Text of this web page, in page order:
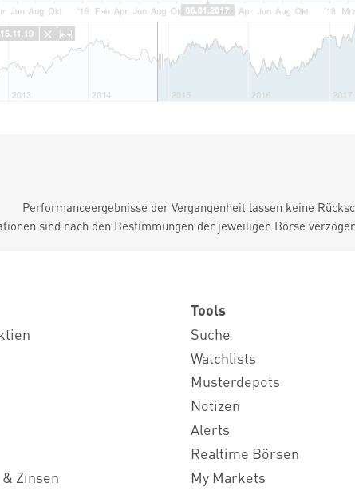
Performanceergebnisse der Vergangenheit lassen keine
sind nach den Bestimmungen der jeweiligen Börse
Zinsen
Tools
Suche
Watchlists
Musterdepots
Notizen
Alerts
Realtime Börsen
My Markets